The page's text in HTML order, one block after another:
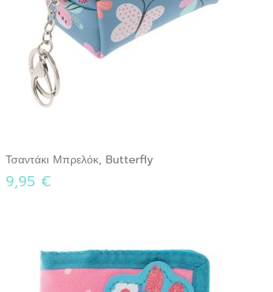
Τσαντάκι Μπρελόκ, Butterfly
9,95 €